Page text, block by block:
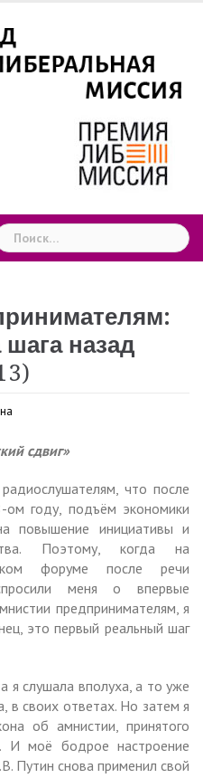
назад
сдвиг»
что после
ом году, подъём экономики
повышение инициативы и
Поэтому, когда на
форуме после речи
меня о впервые
предпринимателям, я
это первый реальный шаг
я слушала вполуха, а то уже
в своих ответах. Но затем я
об амнистии, принятого
И моё бодрое настроение
Путин снова применил свой